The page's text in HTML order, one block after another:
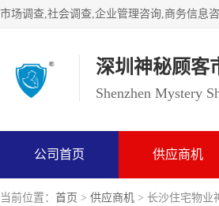
深圳神秘顾客
Shenzhen Mystery
公司首页 供应商机
当前位置： 首页 > 供应商机 > 长沙住宅物业